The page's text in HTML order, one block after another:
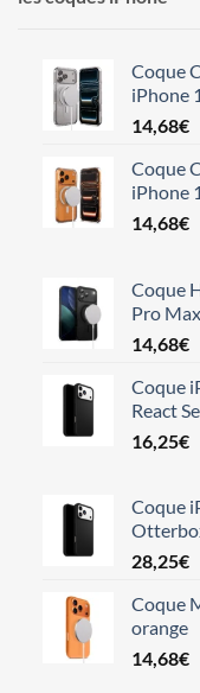
Coque
iPhone
14,68€
Coque
iPhone
14,68€
Coque
Pro Max
14,68€
Coque
React
16,25€
Coque
28,25€
Coque
orange
14,68€